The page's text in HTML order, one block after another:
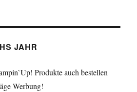
JAHR
Produkte auch bestellen
Werbung!